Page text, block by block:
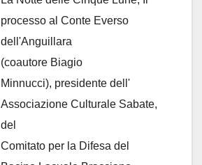
processo al Conte Everso
dell'Anguillara
(coautore Biagio
Minnucci), presidente dell'
Associazione Culturale Sabate,
del
Comitato per la Difesa del